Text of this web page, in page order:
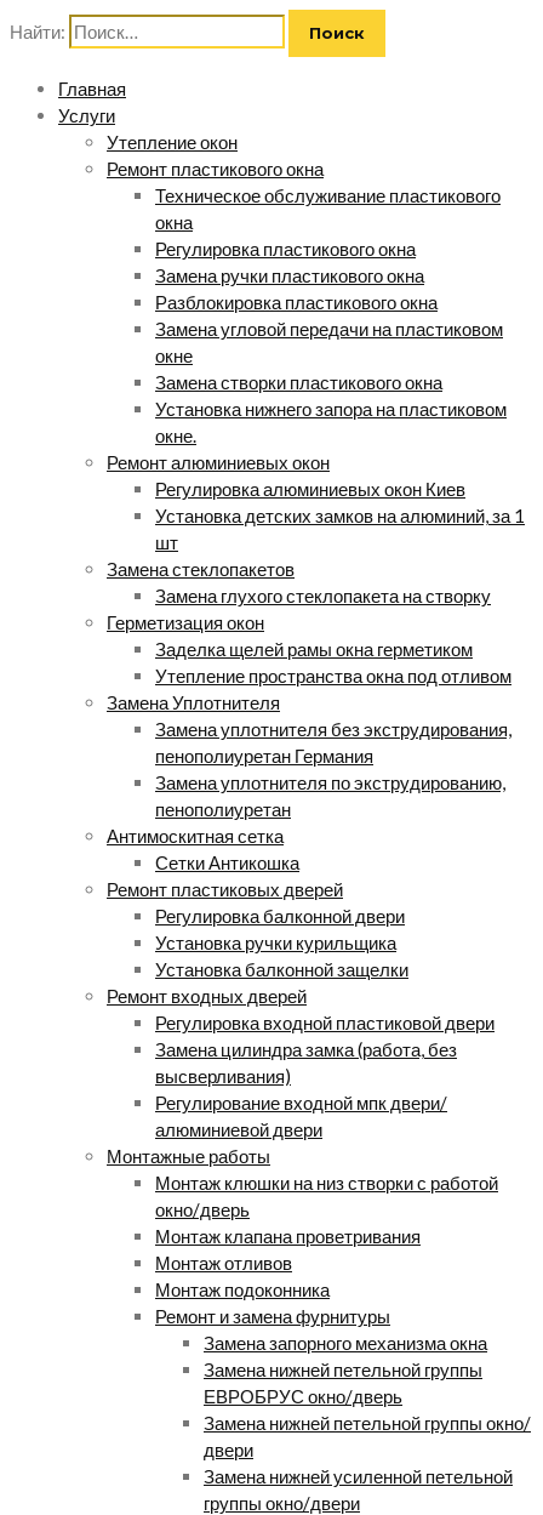
Найти:
Главная
Услуги
Утепление окон
Ремонт пластикового окна
Техническое обслуживание пластикового
окна
Регулировка пластикового окна
Замена ручки пластикового окна
Разблокировка пластикового окна
Замена угловой передачи на пластиковом
окне
Замена створки пластикового окна
Установка нижнего запора на пластиковом
окне.
Ремонт алюминиевых окон
Регулировка алюминиевых окон Киев
Установка детских замков на алюминий, за 1
шт
Замена стеклопакетов
Замена глухого стеклопакета на створку
Герметизация окон
Заделка щелей рамы окна герметиком
Утепление пространства окна под отливом
Замена Уплотнителя
Замена уплотнителя без экструдирования,
пенополиуретан Германия
Замена уплотнителя по экструдированию,
пенополиуретан
Антимоскитная сетка
Сетки Антикошка
Ремонт пластиковых дверей
Регулировка балконной двери
Установка ручки курильщика
Установка балконной защелки
Ремонт входных дверей
Регулировка входной пластиковой двери
Замена цилиндра замка (работа, без
высверливания)
Регулирование входной мпк двери/
алюминиевой двери
Монтажные работы
Монтаж клюшки на низ створки с работой
окно/дверь
Монтаж клапана проветривания
Монтаж отливов
Монтаж подоконника
Ремонт и замена фурнитуры
Замена запорного механизма окна
Замена нижней петельной группы
ЕВРОБРУС окно/дверь
Замена нижней петельной группы окно/
двери
Замена нижней усиленной петельной
группы окно/двери